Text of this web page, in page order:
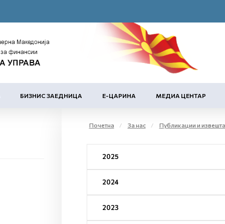
БИЗНИС ЗАЕДНИЦА Е-ЦАРИНА МЕДИА ЦЕНТАР
Почетна За нас Публикации и
2025
2024
2023